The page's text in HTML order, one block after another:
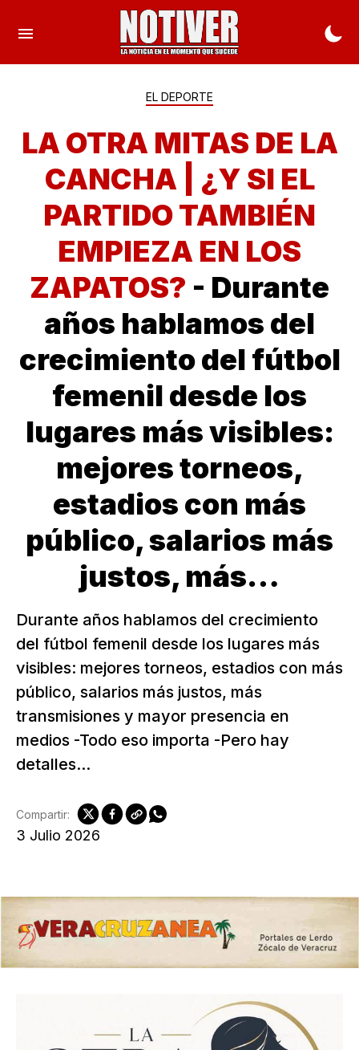
EL DEPORTE
LA OTRA MITAS DE LA
CANCHA | ¿Y SI EL
PARTIDO TAMBIÉN
EMPIEZA EN LOS
ZAPATOS? - Durante
años hablamos del
crecimiento del fútbol
femenil desde los
lugares más visibles:
mejores torneos,
estadios con más
público, salarios más
justos, más…
Durante años hablamos del crecimiento
del fútbol femenil desde los lugares más
visibles: mejores torneos, estadios con más
público, salarios más justos, más
transmisiones y mayor presencia en
medios -Todo eso importa -Pero hay
detalles...
3 Julio 2026
Compartir: